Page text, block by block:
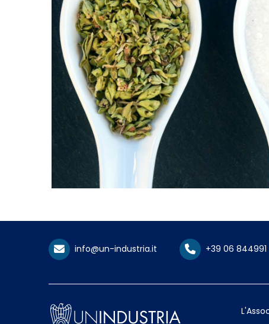
info@un-industria.it +39 06 844991